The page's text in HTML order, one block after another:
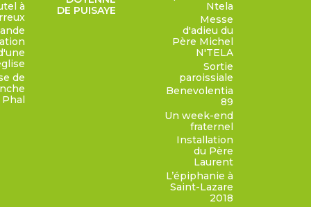
à
de
DE PUISAYE
Ntela
Messe
d'adieu du
Père Michel
N'TELA
Sortie
paroissiale
Benevolentia
89
Un week-end
fraternel
Installation
du Père
Laurent
L’épiphanie à
Saint-Lazare
2018